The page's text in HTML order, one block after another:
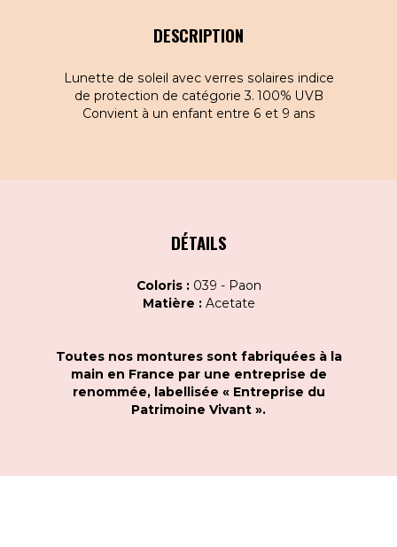
DESCRIPTION
Lunette de soleil avec verres solaires indice
de protection de catégorie 3. 100% UVB
Convient à un enfant entre 6 et 9 ans
DÉTAILS
Coloris : 039 - Paon
Matière : Acetate
Toutes nos montures sont fabriquées à la
main en France par une entreprise de
renommée, labellisée « Entreprise du
Patrimoine Vivant ».